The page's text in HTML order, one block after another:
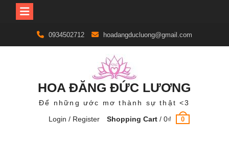
content
0934502712 hoadangducluong@gmail.com
HOA ĐĂNG ĐỨC LƯƠNG
Để những ước mơ thành sự thật <3
Login / Register
Shopping Cart /0₫ 0